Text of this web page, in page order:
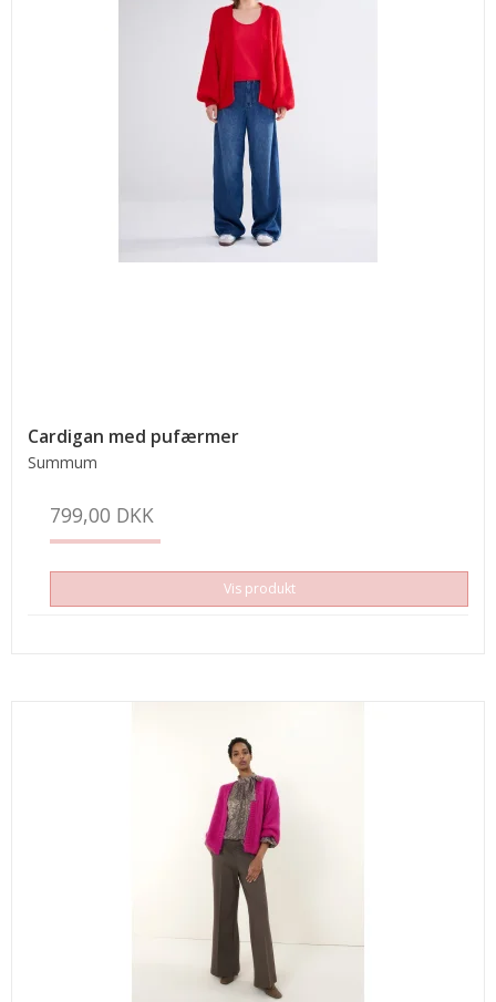
Cardigan med pufærmer
Summum
799,00 DKK
Vis produkt